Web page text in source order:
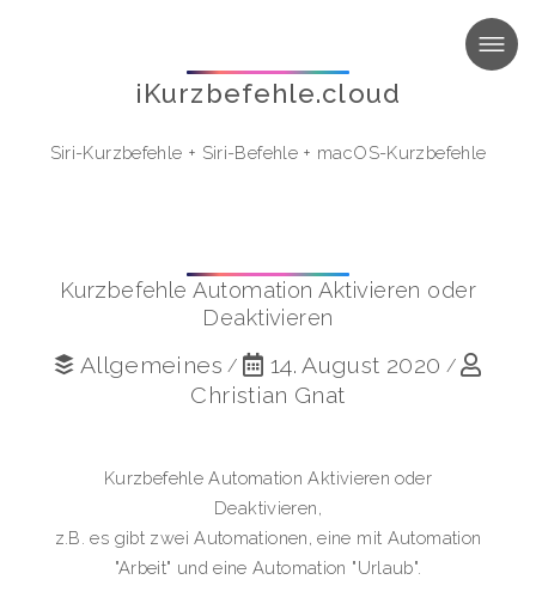
MENU
iKurzbefehle.cloud
Siri-Kurzbefehle + Siri-Befehle + macOS-Kurzbefehle
Kurzbefehle Automation Aktivieren oder
Deaktivieren
Allgemeines / 14. August 2020 /
Christian Gnat
Kurzbefehle Automation Aktivieren oder
Deaktivieren,
z.B. es gibt zwei Automationen, eine mit Automation
"Arbeit" und eine Automation "Urlaub".